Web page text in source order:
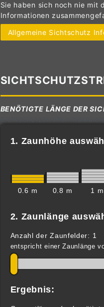
Sie haben sich noch nie mit
Informationen
Allgemeine Sichtschutz
BENÖTIGTE LÄNGE DER
1. Zaunhöhe
0.6 m 0.8 m 1 m
2. Zaunlänge
Anzahl der Zaunfelder: 1
entspricht einer Zaunlänge
Ergebnis: